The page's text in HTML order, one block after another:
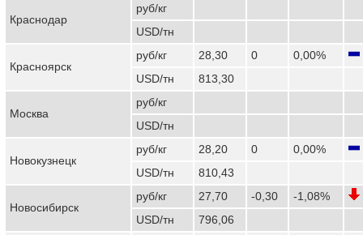
Краснодар
руб/кг
USD/тн
Красноярск
руб/кг 28,30 0
0,00%
USD/тн
813,30
Москва
руб/кг
USD/тн
Новокузнецк
руб/кг 28,20 0
0,00%
USD/тн
810,43
Новосибирск
руб/кг 27,70 -0,30
-1,08%
USD/тн
796,06